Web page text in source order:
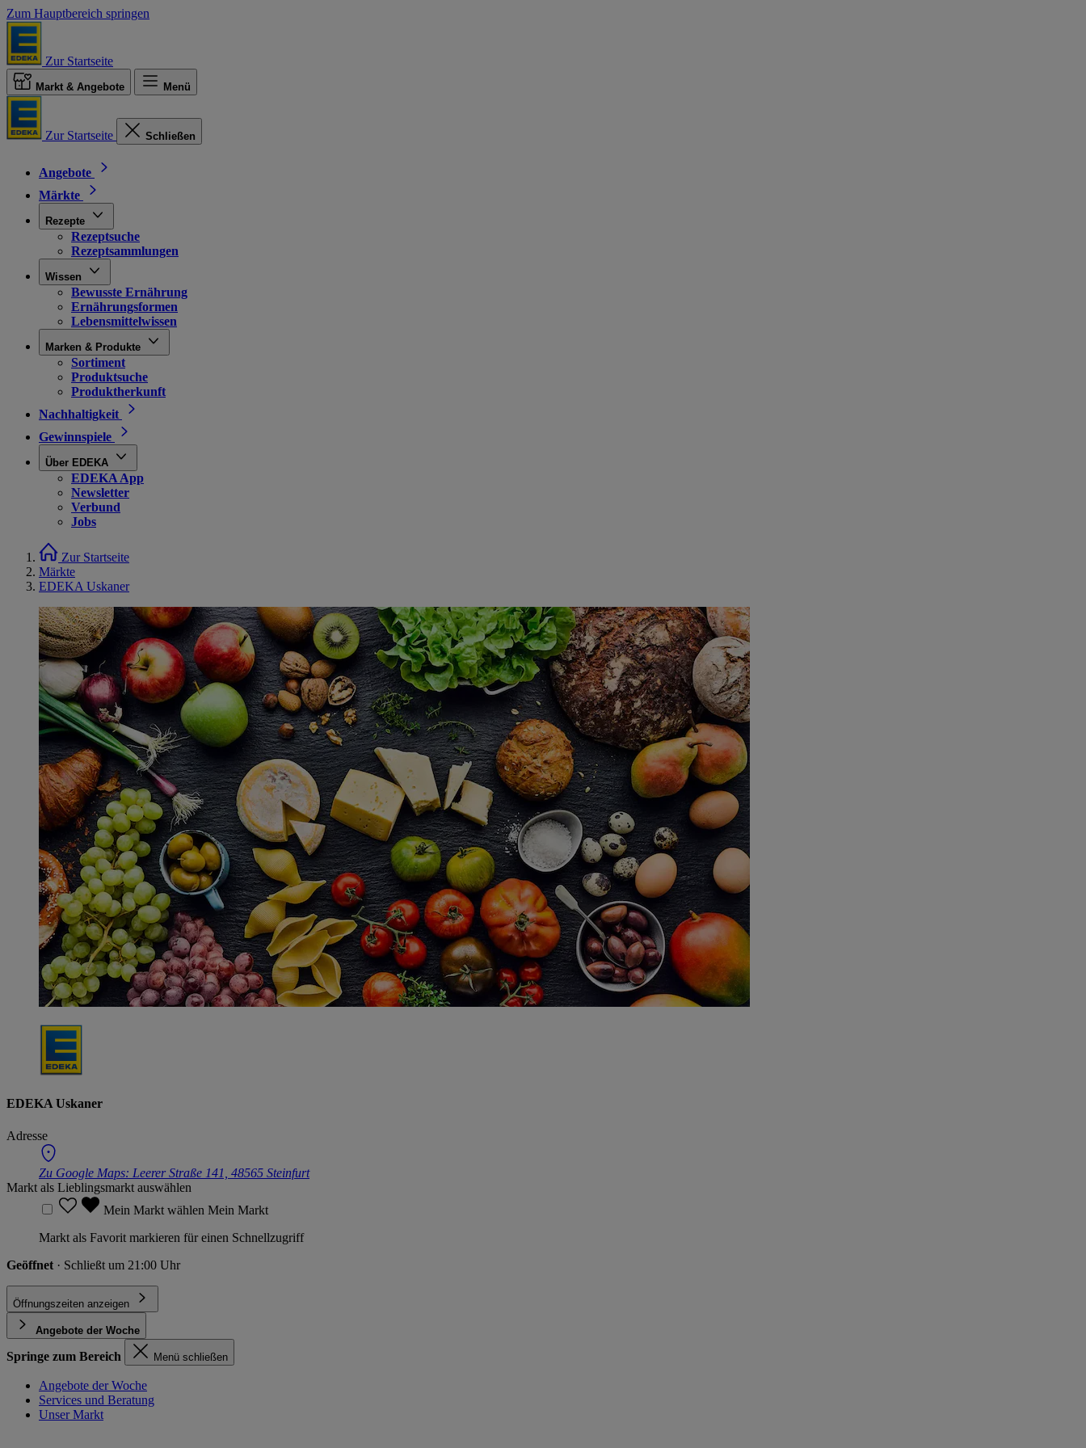
Zum Hauptbereich springen
Zur Startseite
Markt & Angebote Menü
Zur Startseite Schließen
Angebote
Märkte
Rezepte
Rezeptsuche
Rezeptsammlungen
Wissen
Bewusste Ernährung
Ernährungsformen
Lebensmittelwissen
Marken & Produkte
Sortiment
Produktsuche
Produktherkunft
Nachhaltigkeit
Gewinnspiele
Über EDEKA
EDEKA App
Newsletter
Verbund
Jobs
Zur Startseite
Märkte
EDEKA Uskaner
EDEKA Uskaner
Adresse
Zu Google Maps: Leerer Straße 141, 48565 Steinfurt
Markt als Lieblingsmarkt auswählen
Mein Markt wählen Mein Markt
Markt als Favorit markieren für einen Schnellzugriff
Geöffnet · Schließt um 21:00 Uhr
Öffnungszeiten anzeigen
Angebote der Woche
Springe zum Bereich Menü schließen
Angebote der Woche
Services und Beratung
Unser Markt